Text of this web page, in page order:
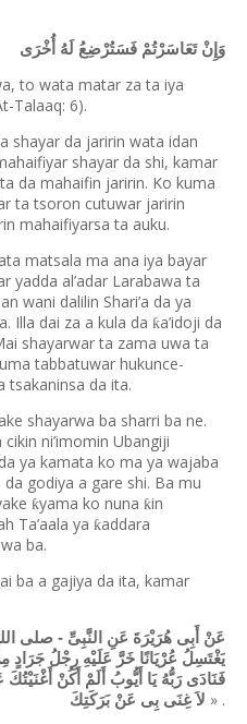
وَإِنْ تَعَاسَرْتُمْ فَسَتُرْضِعُ لَهُ أُخْرَى
to wata matar za ta iya
Talaaq: 6).
shayar da jaririn wata idan
shayar da shi, kamar
da mahaifin jaririn. Ko kuma
ta tsoron cutuwar jaririn
mahaifiyarsa ta auku.
matsala ma ana iya bayar
yadda al’adar Larabawa ta
wani dalilin Shari’a da ya
Illa dai za a kula da ƙa’idoji da
shayarwar ta zama uwa ta
tabbatuwar hukunce-
tsakaninsa da ita.
shayarwa ba sharri ba ne.
ni’imomin Ubangiji
ya kamata ko ma ya wajaba
godiya a gare shi. Ba mu
ƙyama ko nuna ƙin
Ta’aala ya ƙaddara
ba.
ba a gajiya da ita, kamar
عَنْ أَبِى هُرَيْرَةَ عَنِ النَّبِىِّ - صلى
يَغْتَسِلُ عُرْيَانًا خَرَّ عَلَيْهِ رِجْلُ
فَنَادَى رَبُّهُ يَا أَيُّوبُ أَلَمْ أَكُنْ
لاَ غِنَى بِى عَنْ بَرَكَتِكَ » .